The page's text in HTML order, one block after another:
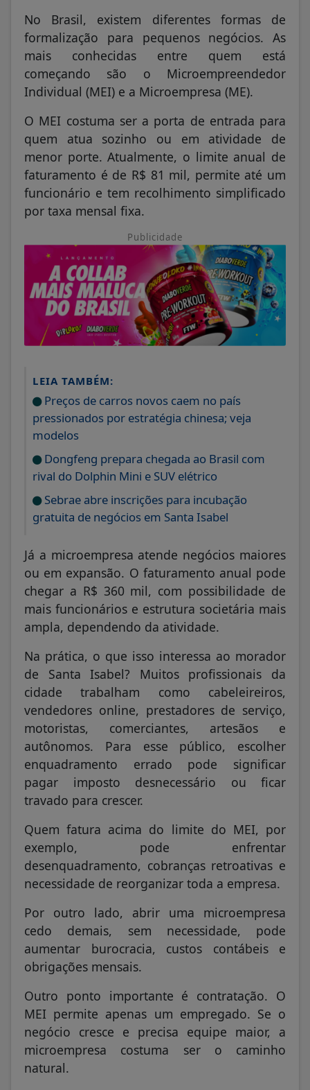
No Brasil, existem diferentes formas de
formalização para pequenos negócios. As
mais conhecidas entre quem está
começando são o Microempreendedor
Individual (MEI) e a Microempresa (ME).
O MEI costuma ser a porta de entrada para
quem atua sozinho ou em atividade de
menor porte. Atualmente, o limite anual de
faturamento é de R$ 81 mil, permite até um
funcionário e tem recolhimento simplificado
por taxa mensal fixa.
Publicidade
LEIA TAMBÉM:
Preços de carros novos caem no país
pressionados por estratégia chinesa; veja
modelos
Dongfeng prepara chegada ao Brasil com
rival do Dolphin Mini e SUV elétrico
Sebrae abre inscrições para incubação
gratuita de negócios em Santa Isabel
Já a microempresa atende negócios maiores
ou em expansão. O faturamento anual pode
chegar a R$ 360 mil, com possibilidade de
mais funcionários e estrutura societária mais
ampla, dependendo da atividade.
Na prática, o que isso interessa ao morador
de Santa Isabel? Muitos profissionais da
cidade trabalham como cabeleireiros,
vendedores online, prestadores de serviço,
motoristas, comerciantes, artesãos e
autônomos. Para esse público, escolher
enquadramento errado pode significar
pagar imposto desnecessário ou ficar
travado para crescer.
Quem fatura acima do limite do MEI, por
exemplo, pode enfrentar
desenquadramento, cobranças retroativas e
necessidade de reorganizar toda a empresa.
Por outro lado, abrir uma microempresa
cedo demais, sem necessidade, pode
aumentar burocracia, custos contábeis e
obrigações mensais.
Outro ponto importante é contratação. O
MEI permite apenas um empregado. Se o
negócio cresce e precisa equipe maior, a
microempresa costuma ser o caminho
natural.